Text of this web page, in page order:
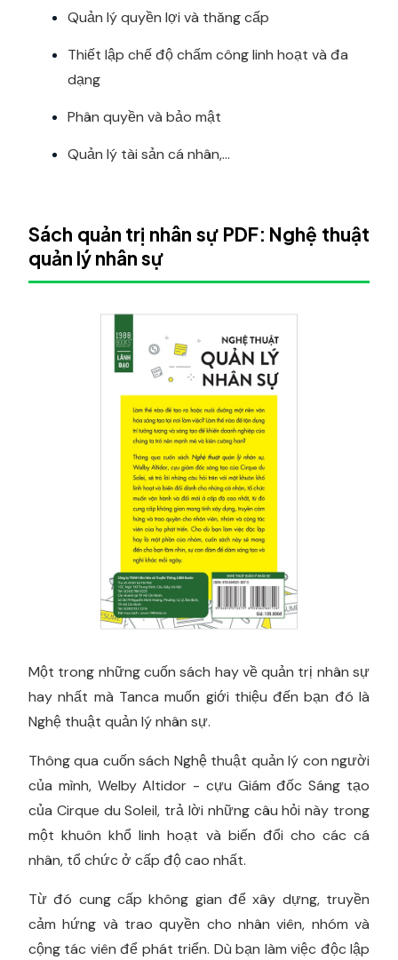
Quản lý quyền lợi và thăng cấp
Thiết lập chế độ chấm công linh hoạt và đa
dạng
Phân quyền và bảo mật
Quản lý tài sản cá nhân,...
Sách quản trị nhân sự PDF: Nghệ thuật
quản lý nhân sự
Một trong những cuốn sách hay về quản trị nhân sự
hay nhất mà Tanca muốn giới thiệu đến bạn đó là
Nghệ thuật quản lý nhân sự.
Thông qua cuốn sách Nghệ thuật quản lý con người
của mình, Welby Altidor - cựu Giám đốc Sáng tạo
của Cirque du Soleil, trả lời những câu hỏi này trong
một khuôn khổ linh hoạt và biến đổi cho các cá
nhân, tổ chức ở cấp độ cao nhất.
Từ đó cung cấp không gian để xây dựng, truyền
cảm hứng và trao quyền cho nhân viên, nhóm và
cộng tác viên để phát triển. Dù bạn làm việc độc lập